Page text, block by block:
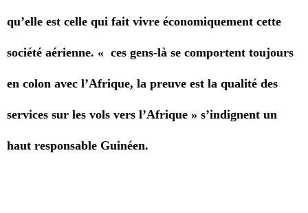
qu’elle est celle qui fait vivre économiquement cette
société aérienne. « ces gens-là se comportent toujours
en colon avec l’Afrique, la preuve est la qualité des
services sur les vols vers l’Afrique » s’indignent un
haut responsable Guinéen.